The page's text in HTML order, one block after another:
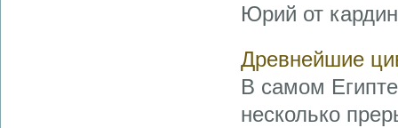
Юрий от
Древнейшие
В самом
несколько